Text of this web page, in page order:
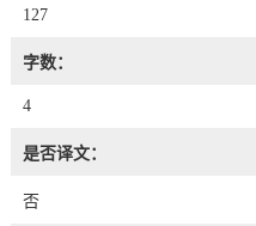
127
字数：
4
是否译文：
否